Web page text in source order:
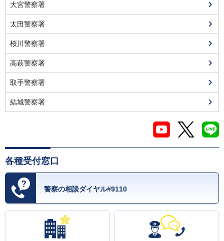
大宮警察署
太田警察署
桜川警察署
高萩警察署
取手警察署
結城警察署
各種受付窓口
警察の相談ダイヤル#9110